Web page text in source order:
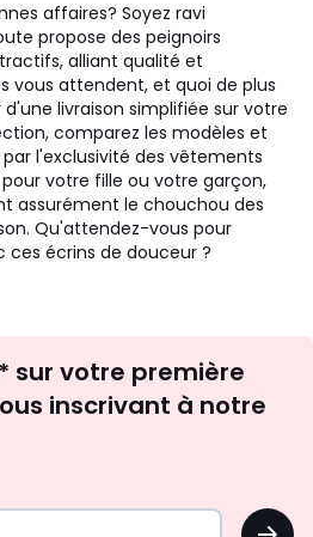
affaires? Soyez ravi
propose des peignoirs
alliant qualité et
vous attendent, et quoi de plus
livraison simplifiée sur votre
comparez les modèles et
l'exclusivité des vêtements
votre fille ou votre garçon,
assurément le chouchou des
Qu'attendez-vous pour
écrins de douceur ?
newsletter
sur votre première
inscrivant à notre
OK